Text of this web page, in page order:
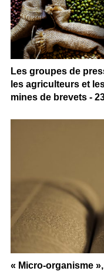
Les groupes de
les agriculteurs et
mines de brevets -
« Micro-organisme